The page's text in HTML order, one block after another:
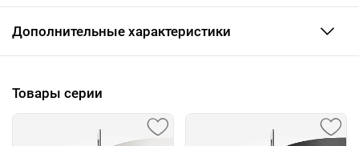
Дополнительные характеристики
Товары серии